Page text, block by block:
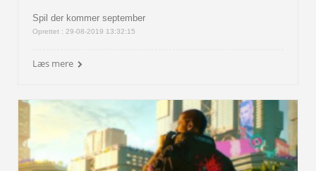
Spil der kommer september
Oprettet : 29-08-2019 13:32:15
Læs mere